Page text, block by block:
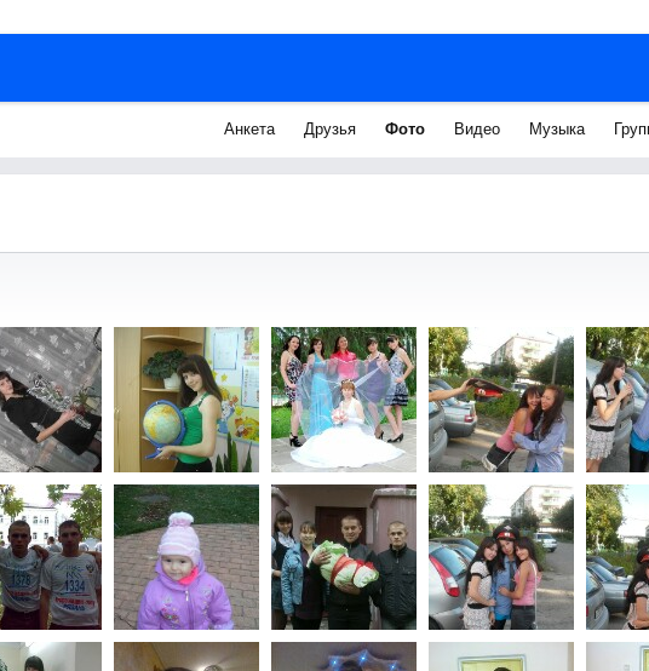
Анкета Друзья Фото Видео Музыка